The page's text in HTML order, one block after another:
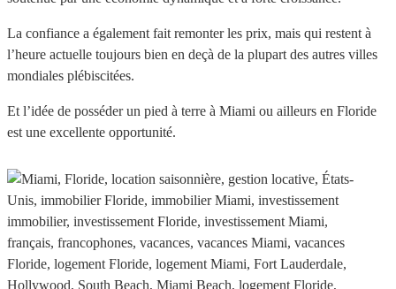
La confiance a également fait remonter les prix, mais qui restent à
l’heure actuelle toujours bien en deçà de la plupart des autres villes
mondiales plébiscitées.
Et l’idée de posséder un pied à terre à Miami ou ailleurs en Floride
est une excellente opportunité.